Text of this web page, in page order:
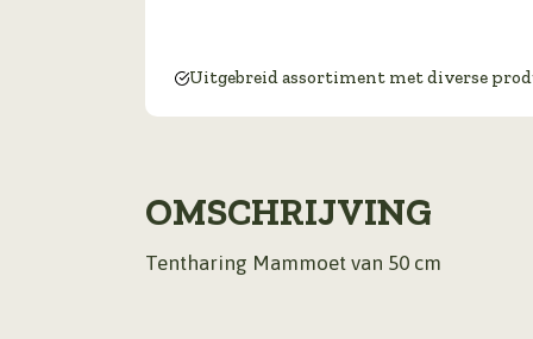
Uitgebreid assortiment met diverse
OMSCHRIJVING
Tentharing Mammoet van 50 cm